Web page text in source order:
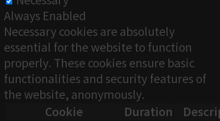
Always Enabled
Necessary cookies are absolutely
essential for the website to function
properly. These cookies ensure basic
functionalities and security features of
the website, anonymously.
Cookie
Duration